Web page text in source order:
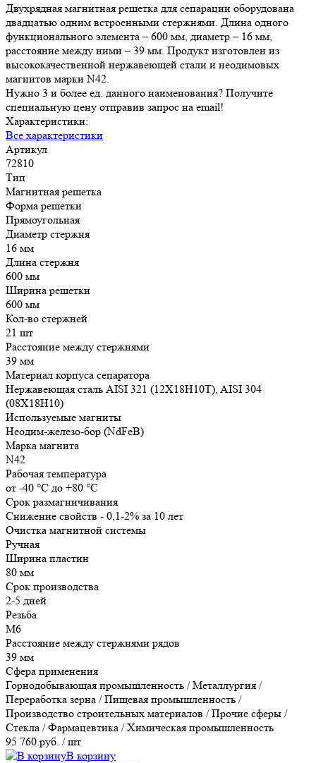
Двухрядная магнитная решетка для сепарации оборудована
двадцатью одним встроенными стержнями. Длина одного
функционального элемента – 600 мм, диаметр – 16 мм,
расстояние между ними – 39 мм. Продукт изготовлен из
высококачественной нержавеющей стали и неодимовых
магнитов марки N42.
Нужно 3 и более ед. данного наименования? Получите
специальную цену отправив запрос на email!
Характеристики:
Все характеристики
Артикул
72810
Тип
Магнитная решетка
Форма решетки
Прямоугольная
Диаметр стержня
16 мм
Длина стержня
600 мм
Ширина решетки
600 мм
Кол-во стержней
21 шт
Расстояние между стержнями
39 мм
Материал корпуса сепаратора
Нержавеющая сталь AISI 321 (12Х18Н10Т), AISI 304
(08Х18Н10)
Используемые магниты
Неодим-железо-бор (NdFeB)
Марка магнита
N42
Рабочая температура
от -40 °С до +80 °С
Срок размагничивания
Снижение свойств - 0,1-2% за 10 лет
Очистка магнитной системы
Ручная
Ширина пластин
80 мм
Срок производства
2-5 дней
Резьба
М6
Расстояние между стержнями рядов
39 мм
Сфера применения
Горнодобывающая промышленность / Металлургия /
Переработка зерна / Пищевая промышленность /
Производство строительных материалов / Прочие сферы /
Стекла / Фармацевтика / Химическая промышленность
95 760 руб. / шт
В корзину